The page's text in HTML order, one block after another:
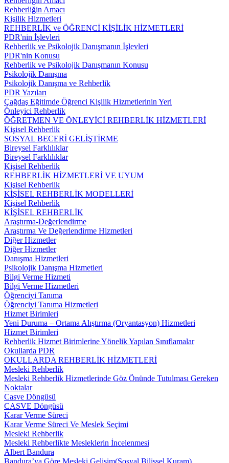
Rehberliğin Amacı
Kişilik Hizmetleri
REHBERLİK ve ÖĞRENCİ KİŞİLİK HİZMETLERİ
PDR'nin İşlevleri
Rehberlik ve Psikolojik Danışmanın İşlevleri
PDR'nin Konusu
Rehberlik ve Psikolojik Danışmanın Konusu
Psikolojik Danışma
Psikolojik Danışma ve Rehberlik
PDR Yazıları
Çağdaş Eğitimde Öğrenci Kişilik Hizmetlerinin Yeri
Önleyici Rehberlik
ÖĞRETMEN VE ÖNLEYİCİ REHBERLİK HİZMETLERİ
Kişisel Rehberlik
SOSYAL BECERİ GELİŞTİRME
Bireysel Farklılıklar
Bireysel Farklılıklar
Kişisel Rehberlik
REHBERLİK HİZMETLERİ VE UYUM
Kişisel Rehberlik
KİŞİSEL REHBERLİK MODELLERİ
Kişisel Rehberlik
KİŞİSEL REHBERLİK
Araştırma-Değerlendirme
Araştırma Ve Değerlendirme Hizmetleri
Diğer Hizmetler
Diğer Hizmetler
Danışma Hizmetleri
Psikolojik Danışma Hizmetleri
Bilgi Verme Hizmeti
Bilgi Verme Hizmetleri
Öğrenciyi Tanıma
Öğrenciyi Tanıma Hizmetleri
Hizmet Birimleri
Yeni Duruma – Ortama Alıştırma (Oryantasyon) Hizmetleri
Hizmet Birimleri
Rehberlik Hizmet Birimlerine Yönelik Yapılan Sınıflamalar
Okullarda PDR
OKULLARDA REHBERLİK HİZMETLERİ
Mesleki Rehberlik
Mesleki Rehberlik Hizmetlerinde Göz Önünde Tutulması Gereken
Noktalar
Casve Döngüsü
CASVE Döngüsü
Karar Verme Süreci
Karar Verme Süreci Ve Meslek Seçimi
Mesleki Rehberlik
Mesleki Rehberlikte Mesleklerin İncelenmesi
Albert Bandura
Bandura’ya Göre Mesleki Gelişim(Sosyal Bilişsel Kuram)